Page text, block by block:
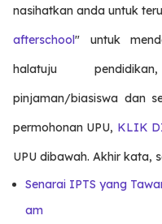
nasihatkan anda untuk
afterschool" untuk
halatuju
pinjaman/biasiswa dan
permohonan UPU, KLIK
UPU dibawah. Akhir kata,
Senarai IPTS yang
am